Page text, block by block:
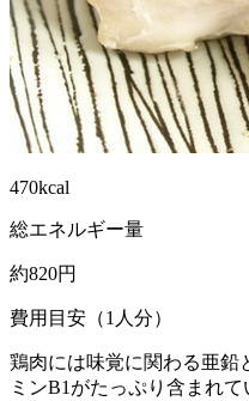
470kcal
総エネルギー量
約820円
費用目安（1人分）
鶏肉には味覚に関わる亜鉛
ミンB1がたっぷり含まれ